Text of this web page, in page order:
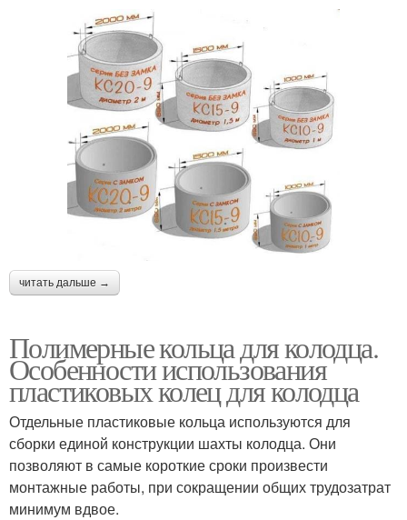
читать дальше →
Полимерные кольца для колодца.
Особенности использования
пластиковых колец для колодца
Отдельные пластиковые кольца используются для
сборки единой конструкции шахты колодца. Они
позволяют в самые короткие сроки произвести
монтажные работы, при сокращении общих трудозатрат
минимум вдвое.